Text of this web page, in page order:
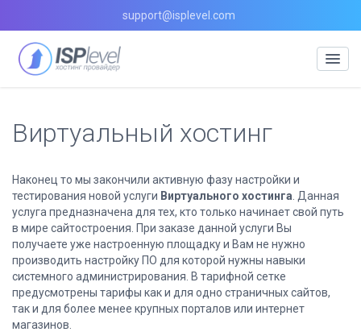
support@isplevel.com
Виртуальный хостинг
Наконец то мы закончили активную фазу настройки и
тестирования новой услуги Виртуального хостинга . Данная
услуга предназначена для тех, кто только начинает свой путь
в мире сайтостроения. При заказе данной услуги Вы
получаете уже настроенную площадку и Вам не нужно
производить настройку ПО для которой нужны навыки
системного администрирования. В тарифной сетке
предусмотрены тарифы как и для одно страничных сайтов,
так и для более менее крупных порталов или интернет
магазинов.